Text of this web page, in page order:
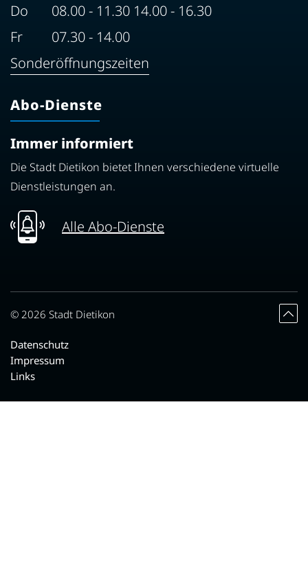
Do
08.00 - 11.30 14.00 - 16.30
Fr
07.30 - 14.00
Sonderöffnungszeiten
Abo-Dienste
Immer informiert
Die Stadt Dietikon bietet Ihnen verschiedene virtuelle
Dienstleistungen an.
Alle Abo-Dienste
© 2026 Stadt Dietikon
Toolbar
Datenschutz
Impressum
Links